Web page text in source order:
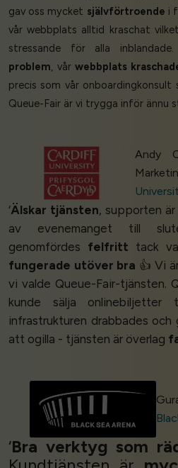
gav oss mycket självförtroende i
vår webbplats alltid kraschat
stressande för alla inblandade.
problem, vårwebbplats
precis som vår
Queue-Fair är vi trygga inför ännu
Andy
‘Älskar tjänsten, supporten är
av evenemanget till
genomfördes felfritt tack
fungerade utöver bra 👍 Vi
vi valde Queue-Fair-tjänsten.
kunde sälja onlinebiljetter
infrastrukturen drabbades
att ogilla - tjänsten är överlag
‘Bra verktyg som